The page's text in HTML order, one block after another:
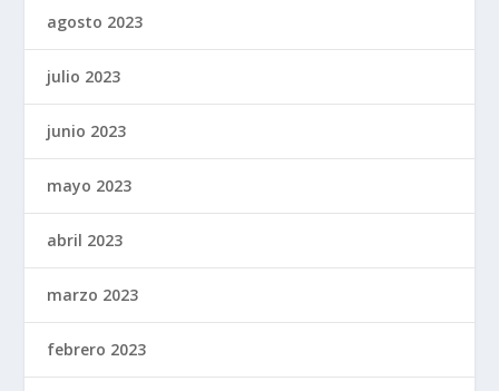
agosto 2023
julio 2023
junio 2023
mayo 2023
abril 2023
marzo 2023
febrero 2023